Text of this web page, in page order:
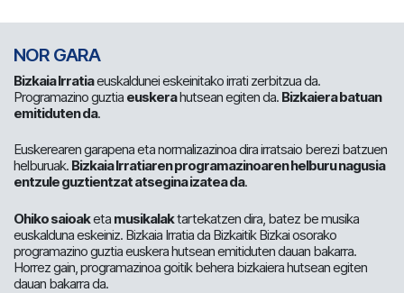
NOR GARA
Bizkaia Irratiaeuskaldunei eskeinitako irrati zerbitzua da.
Programazino guztia euskerahutsean egiten da. Bizkaiera batuan
emitiduten da.
Euskerearen garapena eta normalizazinoa dira irratsaio berezi batzuen
helburuak. Bizkaia Irratiaren programazinoaren helburu nagusia
entzule guztientzat atsegina izatea da.
Ohiko saioaketa musikalaktartekatzen dira, batez be musika
euskalduna eskeiniz. Bizkaia Irratia da Bizkaitik Bizkai osorako
programazino guztia euskera hutsean emitiduten dauan bakarra.
Horrez gain, programazinoa goitik behera bizkaiera hutsean egiten
dauan bakarra da.